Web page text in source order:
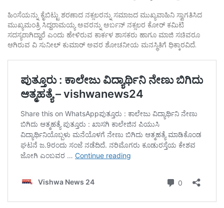
ಹಿಂಸೆಯನ್ನು ಕೈಬಿಟ್ಟು ಶರಣಾದ ನಕ್ಸಲರನ್ನು ಸಮಾಜದ ಮುಖ್ಯವಾಹಿನಿ ಸ್ವಾಗತಿಸಿದ
ಮುಖ್ಯಮಂತ್ರಿ ಸಿದ್ದರಾಮಯ್ಯ ಅವರನ್ನು ಅರ್ಬನ್ ನಕ್ಸಲರ ಕೋರ್ ಕಮಿಟಿ
ಸದಸ್ಯರಾಗಿದ್ದಾರೆ ಎಂದು ಹೇಳಿರುವ ಕಾರ್ಕಳ ಶಾಸಕರು ಹಾಗೂ ಮಾಜಿ ಸಚಿವರೂ
ಆಗಿರುವ ವಿ ಸುನೀಲ್ ಕುಮಾರ್ ಅವರ ಶೋಚನೀಯ ಮನಸ್ಥಿತಿಗೆ ಧಿಕ್ಕಾರವಿದೆ.